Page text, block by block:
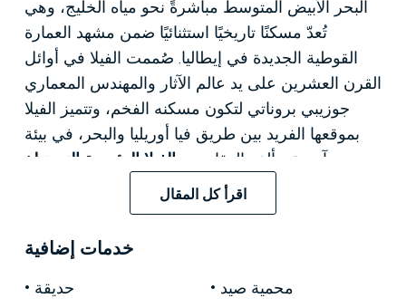
البحر الأبيض المتوسط مباشرةً نحو مياه الخليج، وهي
تُعدّ مسكنًا تاريخيًا استثنائيًا ضمن مشهد العمارة
القوطية الجديدة في إيطاليا. صُممت الفيلا في أوائل
القرن العشرين على يد عالم الآثار والمهندس المعماري
جوزيبي بروناتي لتكون مسكنه الفخم، وتتميز الفيلا
بموقعها الفريد بين طريق فيا أوريليا والبحر، في بيئة
آسرة. يتألف العقار من الفيلا الرئيسية التي تبلغ
مساحتها حوالي 750 مترًا مربعًا
موزعة على أربعة
وحديقة نباتية تبلغ مساحتها حوالي 1.4 هكتار
وممشى خاص على
طول الواجهة البحرية،
وشاطئ خاص، ومرسى
اقرأ كل المقال
خدمات إضافية
حديقة
محمية صيد